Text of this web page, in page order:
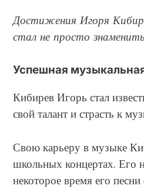
Достижения Игоря
стал не просто
Успешная
Кибирев Игорь стал
свой талант и страсть к
Свою карьеру в музыке
школьных концертах. Его
некоторое время его